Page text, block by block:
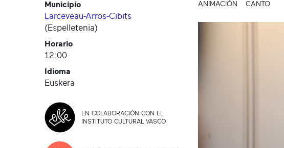
Municipio
Larceveau-Arros-Cibits
(Espelletenia)
Horario
12:00
Idioma
Euskera
EN COLABORACIÓN CON EL
INSTITUTO CULTURAL VASCO
ANIMACIÓN CANTO